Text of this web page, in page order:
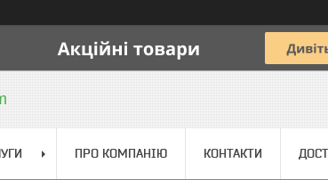
ПРО КОМПАНІЮ КОНТАКТИ